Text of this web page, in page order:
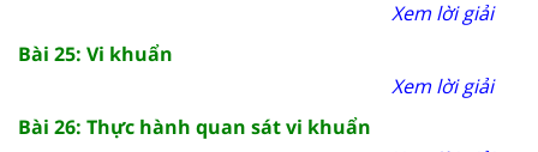
Xem lời giải
Bài 25: Vi khuẩn
Xem lời giải
Bài 26: Thực hành quan sát vi khuẩn